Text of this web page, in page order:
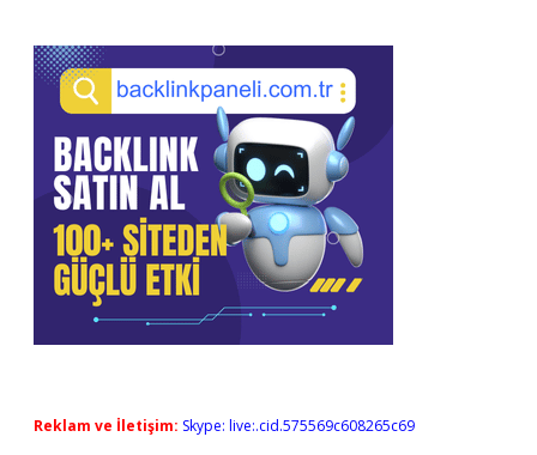
Reklam ve İletişim: Skype: live:.cid.575569c608265c69